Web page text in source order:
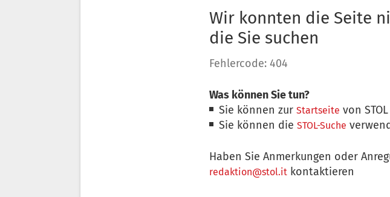
Wir konnten die Seite
die Sie suchen
Fehlercode: 404
Was können Sie tun?
Sie können zurStartseite von
Sie können dieSTOL-Suche
Haben Sie Anmerkungen oder
redaktion@stol.it kontaktieren